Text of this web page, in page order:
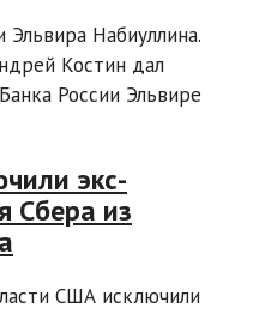
Набиуллина.
Костин дал
России Эльвире
экс-
Сбера из
США исключили